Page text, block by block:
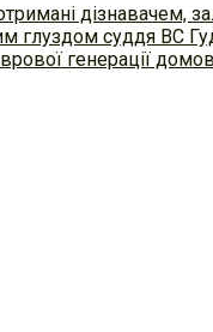
дізнавачем,
глуздом суддя ВС
генерації